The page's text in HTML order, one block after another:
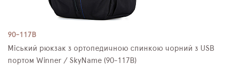
90-117B
Міський рюкзак з ортопедичною спинкою чорний з USB
портом Winner / SkyName (90-117B)